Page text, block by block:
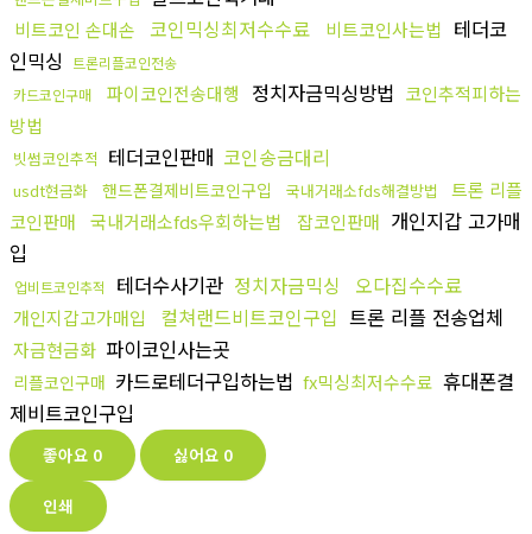
비트코인 손대손 코인믹싱최저수수료 비트코인사는법 테더코
인믹싱
트론리플코인전송
카드코인구매
파이코인전송대행 정치자금믹싱방법 코인추적피하는
방법
빗썸코인추적 테더코인판매 코인송금대리
usdt현금화 핸드폰결제비트코인구입 국내거래소fds해결방법
트론 리플
코인판매
국내거래소fds우회하는법 잡코인판매 개인지갑 고가매
입
업비트코인추적 테더수사기관 정치자금믹싱 오다집수수료
개인지갑고가매입 컬쳐랜드비트코인구입 트론 리플 전송업체
자금현금화 파이코인사는곳
리플코인구매 카드로테더구입하는법 fx믹싱최저수수료 휴대폰결
제비트코인구입
좋아요 0 싫어요 0
인쇄